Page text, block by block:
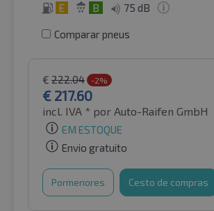
E B 75 dB
Comparar pneus
€ 222.04 -2%
€ 217.60
incl. IVA * por Auto-Raifen GmbH
EM ESTOQUE
Envio gratuito
Pormenores Cesto de compras